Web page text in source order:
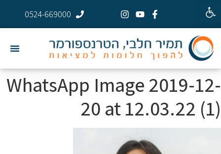
פתח סרגל נגישות
0524-669000
WhatsApp Image 2019-12-
20 at 12.03.22 (1)